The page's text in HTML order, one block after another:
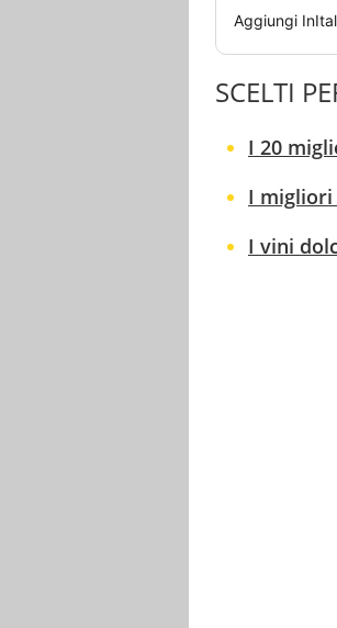
Aggiungi
SCELTI
I 20
I migliori
I vini